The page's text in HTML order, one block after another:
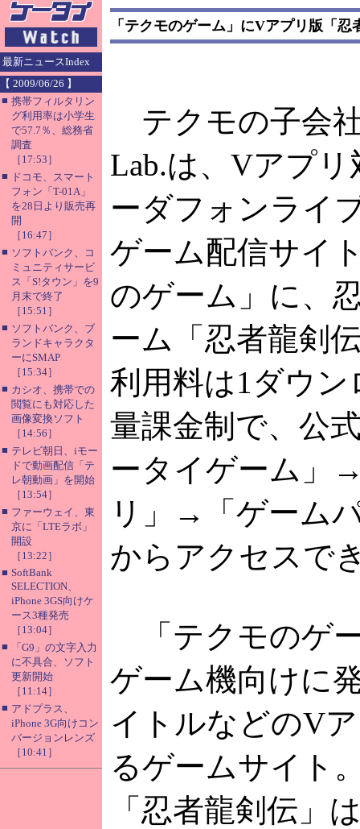
最新ニュースIndex
【 2009/06/26 】
■ 携帯フィルタリン
グ利用率は小学生
で57.7％、総務省
調査
［17:53］
■ ドコモ、スマート
フォン「T-01A」
を28日より販売再
開
［16:47］
■ ソフトバンク、コ
ミュニティサービ
ス「S!タウン」を9
月末で終了
［15:51］
■ ソフトバンク、ブ
ランドキャラクタ
ーにSMAP
［15:34］
■ カシオ、携帯での
閲覧にも対応した
画像変換ソフト
［14:56］
■ テレビ朝日、iモー
ドで動画配信「テ
レ朝動画」を開始
［13:54］
■ ファーウェイ、東
京に「LTEラボ」
開設
［13:22］
■ SoftBank
SELECTION、
iPhone 3GS向けケ
ース3種発売
［13:04］
■
「G9」の文字入力
に不具合、ソフト
更新開始
［11:14］
■ アドプラス、
iPhone 3G向けコン
バージョンレンズ
［10:41］
「テクモのゲーム」にVアプリ版「忍
テクモの子会
Lab.は、Vアプリ
ーダフォンライ
ゲーム配信サイ
のゲーム」に、
ーム「忍者龍剣
利用料は1ダウン
量課金制で、公
ータイゲーム」
リ」→「ゲーム
からアクセスで
「テクモのゲ
ゲーム機向けに
イトルなどのV
るゲームサイト
「忍者龍剣伝」